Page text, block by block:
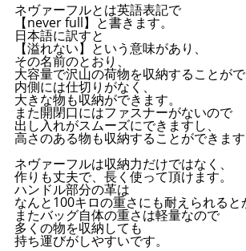
ネヴァーフルとは英語表記で
【never full】と書きます。
日本語に訳すと
【溢れない】という意味があり、
その名前のとおり、
大容量で沢山の荷物を収納することがで
内側には仕切りがなく、
大きな物も収納ができます。
また開閉口にはファスナーがないので
出し入れがスムーズにできますし、
高さのある物も収納することができます
ネヴァーフルは収納力だけではなく、
作りも丈夫で、長く使って頂けます。
ハンドル部分の革は
なんと100キロの重さにも耐えられると
またバッグ自体の重さは軽量なので
多くの物を収納しても
持ち運びがしやすいです。